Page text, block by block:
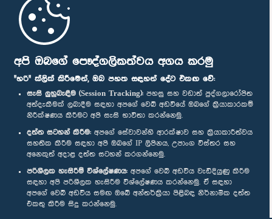
අපි ඔබගේ පෞද්ගලිකත්වය අගය කරමු
"හරි" ක්ලික් කිරීමෙන්, ඔබ පහත සඳහන් දේට එකඟ වේ:
සැසි ලුහුබැඳීම (Session Tracking): පහසු සහ වඩාත් පුද්ගලාරෝපිත
අත්දැකීමක් ලබාදීම සඳහා අපගේ වෙබ් අඩවියේ ඔබගේ ක්‍රියාකාරකම්
නිරීක්ෂණය කිරීමට අපි සැසි භාවිතා කරන්නෙමු.
දත්ත සටහන් කිරීම: අපගේ සේවාවන්හි ආරක්ෂාව සහ ක්‍රියාකාරීත්වය
සහතික කිරීම සඳහා අපි ඔබගේ IP ලිපිනය, උපාංග විස්තර සහ
අනෙකුත් අදාළ දත්ත සටහන් කරගන්නෙමු.
පරිශීලක හැසිරීම් විශ්ලේෂණය: අපගේ වෙබ් අඩවිය වැඩිදියුණු කිරීම
සඳහා අපි පරිශීලක හැසිරීම විශ්ලේෂණය කරන්නෙමු. ඒ සඳහා
අපගේ වෙබ් අඩවිය සමඟ ඔබේ අන්තර්ක්‍රියා පිළිබඳ නිර්නාමික දත්ත
එකතු කිරීම සිදු කරන්නෙමු.
මුල් පිටුව
පාර්ලිමේන්තු ජංගම යෙදුම
අප හා සම්බන්ධ වී සිටින්න :
සම්මාන
පෞද්ගලිකත්ව ප්‍රතිපත්තිය